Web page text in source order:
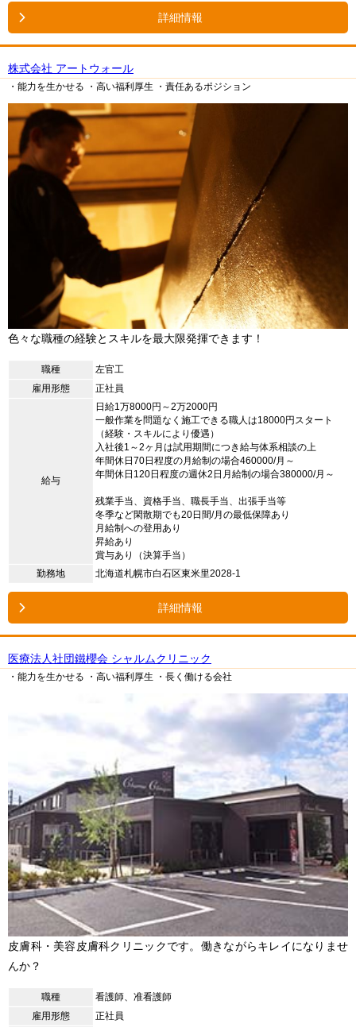
詳細情報
株式会社 アートウォール
・能力を生かせる ・高い福利厚生 ・責任あるポジション
色々な職種の経験とスキルを最大限発揮できます！
職種
左官工
雇用形態
正社員
給与
日給1万8000円～2万2000円
一般作業を問題なく施工できる職人は18000円スタート
（経験・スキルにより優遇）
入社後1～2ヶ月は試用期間につき給与体系相談の上
年間休日70日程度の月給制の場合460000/月～
年間休日120日程度の週休2日月給制の場合380000/月～
残業手当、資格手当、職長手当、出張手当等
冬季など閑散期でも20日間/月の最低保障あり
月給制への登用あり
昇給あり
賞与あり（決算手当）
勤務地
北海道札幌市白石区東米里2028-1
詳細情報
医療法人社団鐵櫻会 シャルムクリニック
・能力を生かせる ・高い福利厚生 ・長く働ける会社
皮膚科・美容皮膚科クリニックです。働きながらキレイになりませ
んか？
職種
看護師、准看護師
雇用形態
正社員